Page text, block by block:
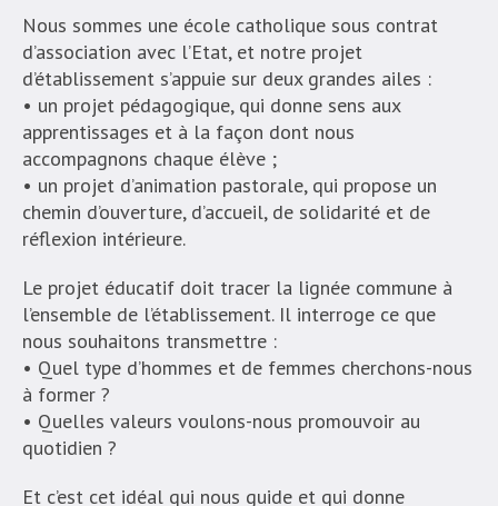
Nous sommes une école catholique sous contrat
d’association avec l’Etat, et notre projet
d’établissement s’appuie sur deux grandes ailes :
• un projet pédagogique, qui donne sens aux
apprentissages et à la façon dont nous
accompagnons chaque élève ;
• un projet d’animation pastorale, qui propose un
chemin d’ouverture, d’accueil, de solidarité et de
réflexion intérieure.
Le projet éducatif doit tracer la lignée commune à
l’ensemble de l’établissement. Il interroge ce que
nous souhaitons transmettre :
• Quel type d’hommes et de femmes cherchons-nous
à former ?
• Quelles valeurs voulons-nous promouvoir au
quotidien ?
Et c’est cet idéal qui nous guide et qui donne